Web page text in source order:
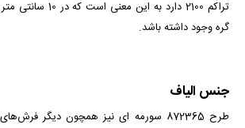
گره وجود داشته باشد.
جنس الیاف
طرح 872365 سورمه ای
نیز همچون دیگر